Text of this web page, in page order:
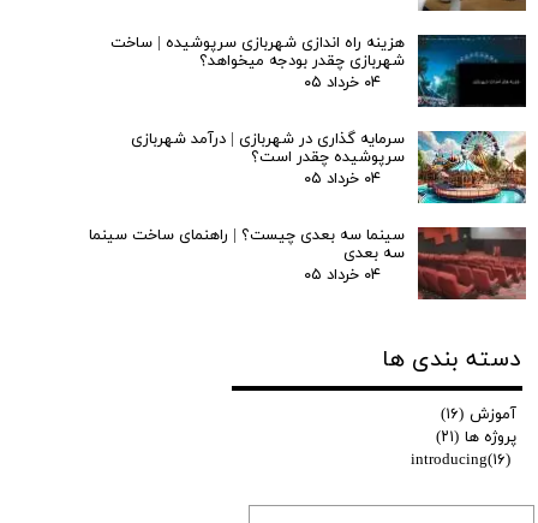
هزینه راه اندازی شهربازی سرپوشیده | ساخت
شهربازی چقدر بودجه میخواهد؟
۰۴ خرداد ۰۵
سرمایه گذاری در شهربازی | درآمد شهربازی
سرپوشیده چقدر است؟
۰۴ خرداد ۰۵
سینما سه بعدی چیست؟ | راهنمای ساخت سینما
سه بعدی
۰۴ خرداد ۰۵
دسته بندی ها
آموزش (۱۶)
پروژه ها (۲۱)
introducing(۱۶)